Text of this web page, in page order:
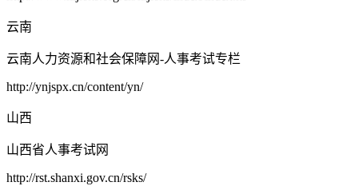
云南
云南人力资源和社会保障网-人事考试专栏
http://ynjspx.cn/content/yn/
山西
山西省人事考试网
http://rst.shanxi.gov.cn/rsks/